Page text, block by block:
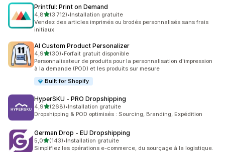
Printful: Print on Demand
4,8étoile(s) sur 5
(3 712)
3712 avis au total
•Installation gratuite
Vendez des articles imprimés ou brodés personnalisés sans frais
initiaux
AI Custom Product Personalizer
4,9étoile(s) sur 5
(30)
30 avis au total
•Forfait gratuit disponible
Personnalisateur de produits pour la personnalisation d'impression
à la demande (POD) et les produits sur mesure
Built for Shopify
HyperSKU ‑ PRO Dropshipping
4,9étoile(s) sur 5
(268)
268 avis au total
•Installation gratuite
Dropshipping & POD optimisés : Sourcing, Branding, Expédition
German Drop ‑ EU Dropshipping
5,0étoile(s) sur 5
(143)
143 avis au total
•Installation gratuite
Simplifiez les opérations e-commerce, du sourçage à la logistique.